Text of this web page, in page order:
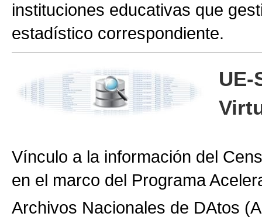
instituciones educativas que
estadístico correspondiente.
UE-
Vínculo a la información del
en el marco del Programa
Archivos Nacionales de DAtos